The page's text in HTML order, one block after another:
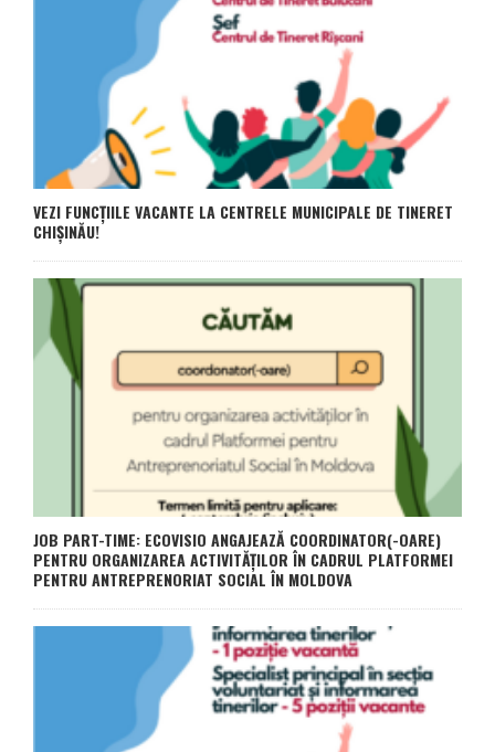
VEZI FUNCȚIILE VACANTE LA CENTRELE MUNICIPALE DE TINERET
CHIȘINĂU!
JOB PART-TIME: ECOVISIO ANGAJEAZĂ COORDINATOR(-OARE)
PENTRU ORGANIZAREA ACTIVITĂȚILOR ÎN CADRUL PLATFORMEI
PENTRU ANTREPRENORIAT SOCIAL ÎN MOLDOVA